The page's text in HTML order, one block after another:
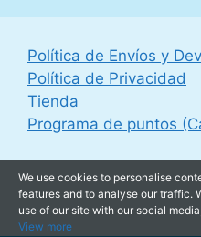
Política de Envíos y
Política de Privacidad
Tienda
Programa de puntos
We use cookies to personalise
features and to analyse our traffic.
use of our site with our social
View more